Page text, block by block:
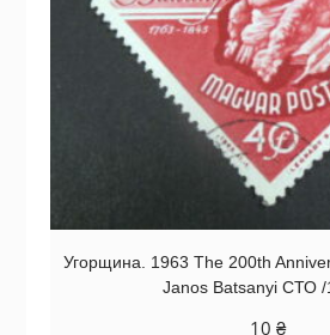
Угорщина. 1963 The 200th
Janos Batsanyi СТО /
10 ₴